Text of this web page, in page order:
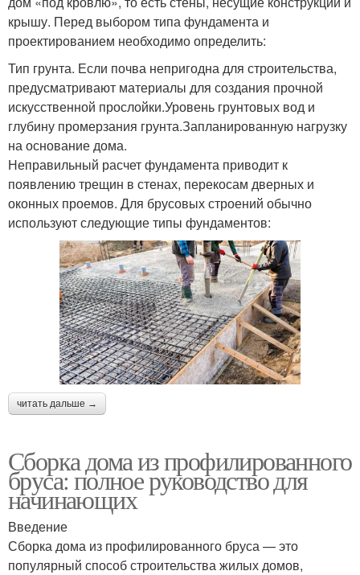
крышу. Перед выбором типа фундамента и
проектированием необходимо определить:
Тип грунта. Если почва непригодна для строительства,
предусматривают материалы для создания прочной
искусственной прослойки.Уровень грунтовых вод и
глубину промерзания грунта.Запланированную нагрузку
на основание дома.
Неправильный расчет фундамента приводит к
появлению трещин в стенах, перекосам дверных и
оконных проемов. Для брусовых строений обычно
используют следующие типы фундаментов:
читать дальше →
Сборка дома из профилированного
бруса: полное руководство для
начинающих
Введение
Сборка дома из профилированного бруса — это
популярный способ строительства жилых домов,